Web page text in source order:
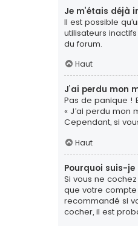
Je m’étais déjà
Il est possible
utilisateurs
du forum.
Haut
J’ai perdu mon
Pas de panique !
« J’ai perdu mon
Cependant, si
Haut
Pourquoi suis-
Si vous ne
que votre compte
recommandé si
cocher, il est